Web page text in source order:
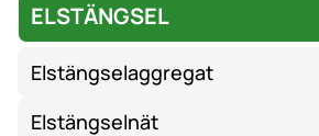
ELSTÄNGSEL
Elstängselaggregat
Elstängselnät